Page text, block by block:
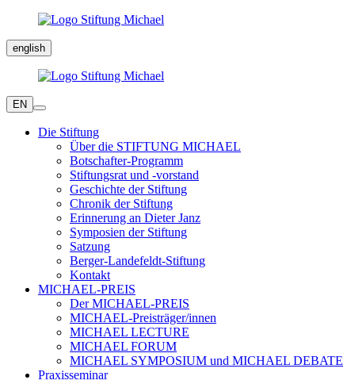
english
EN
Die Stiftung
Über die STIFTUNG MICHAEL
Botschafter-Programm
Stiftungsrat und -vorstand
Geschichte der Stiftung
Chronik der Stiftung
Erinnerung an Dieter Janz
Symposien der Stiftung
Satzung
Berger-Landefeldt-Stiftung
Kontakt
MICHAEL-PREIS
Der MICHAEL-PREIS
MICHAEL-Preisträger/innen
MICHAEL LECTURE
MICHAEL FORUM
MICHAEL SYMPOSIUM und MICHAEL DEBATE
Praxisseminar